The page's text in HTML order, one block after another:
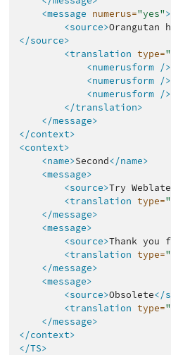
<message numerus="yes">
<source>Orangutan
</source>
<translation type=
<numerusform />
<numerusform />
<numerusform />
</translation>
</message>
</context>
<context>
<name>Second</name>
<message>
<source>Try Weblate
<translation type=
</message>
<message>
<source>Thank you
<translation type=
</message>
<message>
<source>Obsolete</
<translation type=
</message>
</context>
</TS>